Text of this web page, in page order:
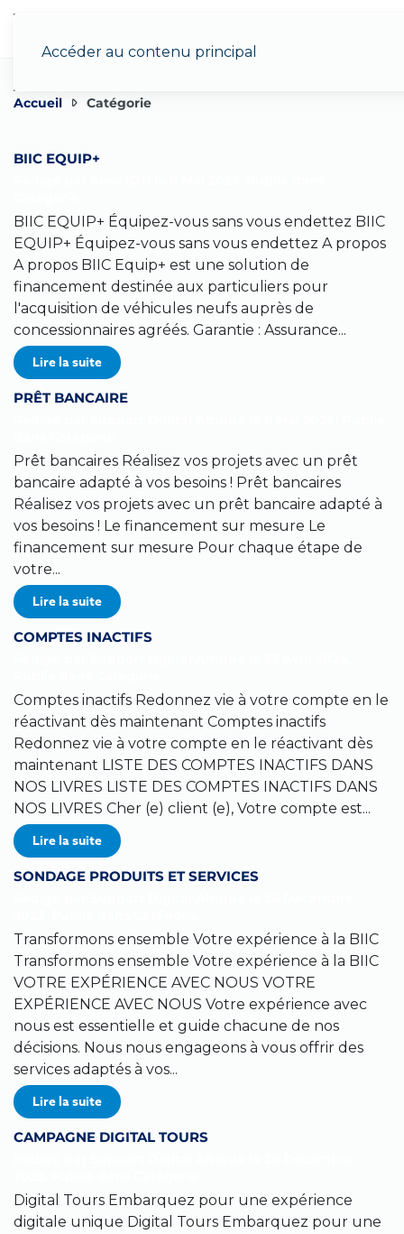
Accéder au contenu principal
Accueil Catégorie
BIIC EQUIP+
BIIC EQUIP+ Équipez-vous sans vous endettez BIIC
EQUIP+ Équipez-vous sans vous endettez A propos
A propos BIIC Equip+ est une solution de
financement destinée aux particuliers pour
l'acquisition de véhicules neufs auprès de
concessionnaires agréés. Garantie : Assurance...
Lire la suite
PRÊT BANCAIRE
Prêt bancaires Réalisez vos projets avec un prêt
bancaire adapté à vos besoins ! Prêt bancaires
Réalisez vos projets avec un prêt bancaire adapté à
vos besoins ! Le financement sur mesure Le
financement sur mesure Pour chaque étape de
votre...
Lire la suite
COMPTES INACTIFS
Comptes inactifs Redonnez vie à votre compte en le
réactivant dès maintenant Comptes inactifs
Redonnez vie à votre compte en le réactivant dès
maintenant LISTE DES COMPTES INACTIFS DANS
NOS LIVRES LISTE DES COMPTES INACTIFS DANS
NOS LIVRES Cher (e) client (e), Votre compte est...
Lire la suite
SONDAGE PRODUITS ET SERVICES
Transformons ensemble Votre expérience à la BIIC
Transformons ensemble Votre expérience à la BIIC
VOTRE EXPÉRIENCE AVEC NOUS VOTRE
EXPÉRIENCE AVEC NOUS Votre expérience avec
nous est essentielle et guide chacune de nos
décisions. Nous nous engageons à vous offrir des
services adaptés à vos...
Lire la suite
CAMPAGNE DIGITAL TOURS
Digital Tours Embarquez pour une expérience
digitale unique Digital Tours Embarquez pour une